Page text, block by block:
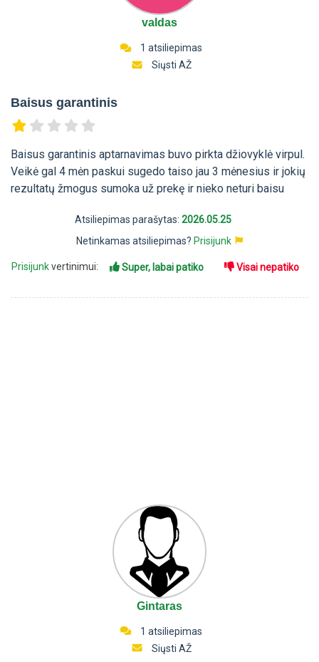
valdas
1 atsiliepimas
Siųsti AŽ
Baisus garantinis
Baisus garantinis aptarnavimas buvo pirkta džiovyklė virpul.
Veikė gal 4 mėn paskui sugedo taiso jau 3 mėnesius ir jokių
rezultatų žmogus sumoka už prekę ir nieko neturi baisu
Atsiliepimas parašytas: 2026.05.25
Netinkamas atsiliepimas? Prisijunk
Prisijunkvertinimui: Super, labai patiko Visai nepatiko
Gintaras
1 atsiliepimas
Siųsti AŽ